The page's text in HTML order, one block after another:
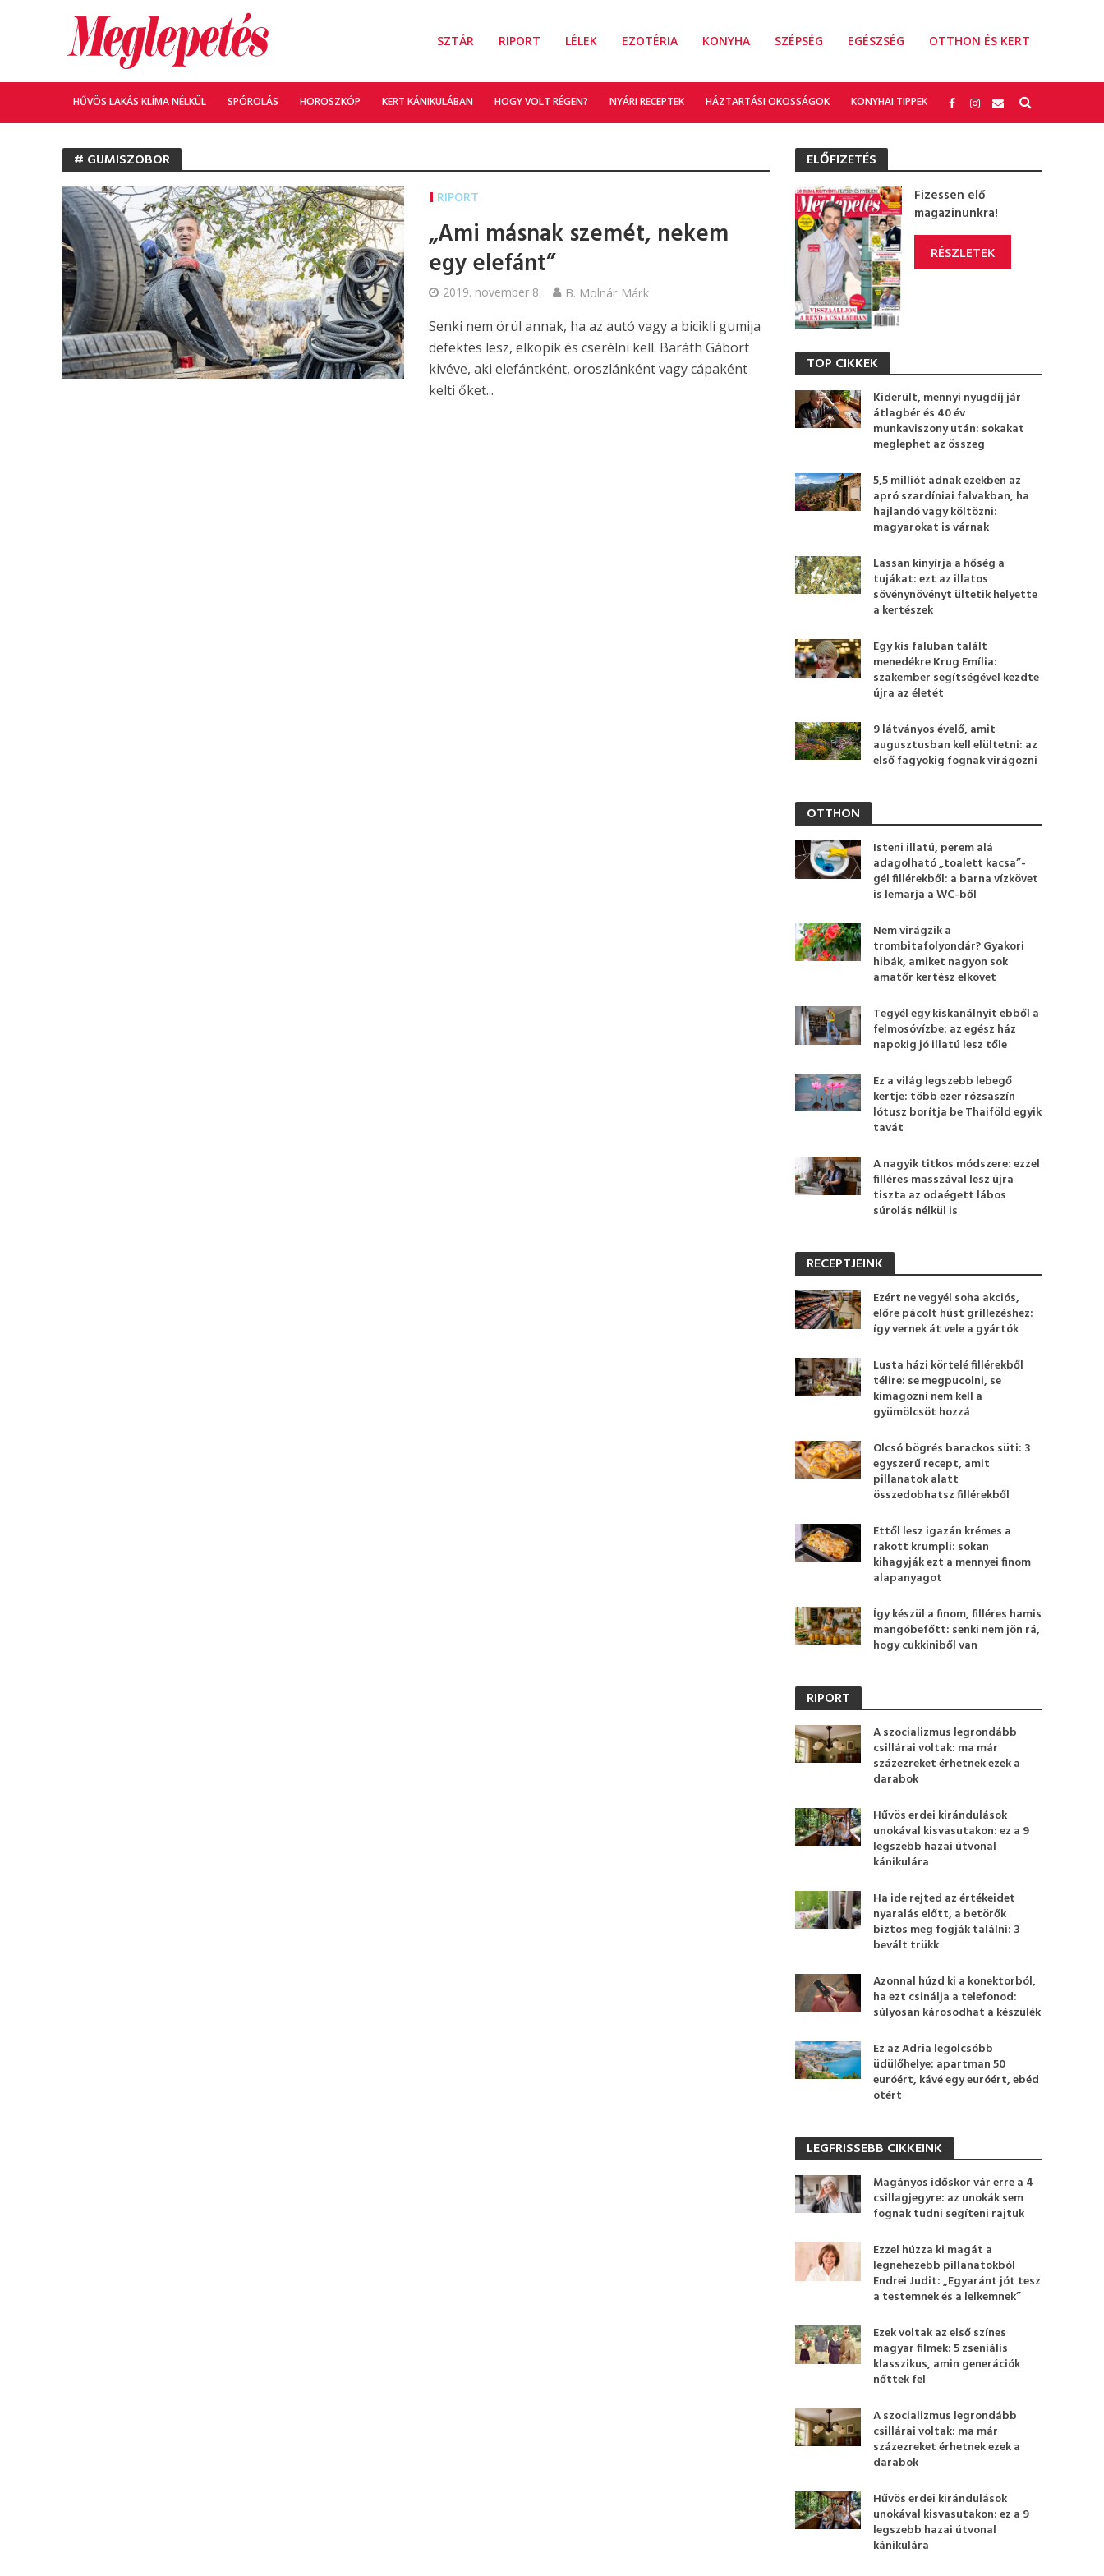
SZTÁR RIPORT LÉLEK EZOTÉRIA KONYHA SZÉPSÉG EGÉSZSÉG OTTHON ÉS KERT
HŰVÖS LAKÁS KLÍMA NÉLKÜL SPÓROLÁS HOROSZKÓP KERT KÁNIKULÁBAN HOGY VOLT RÉGEN? NYÁRI RECEPTEK HÁZTARTÁSI OKOSSÁGOK KONYHAI TIPPEK
# GUMISZOBOR
RIPORT
„Ami másnak szemét, nekem
egy elefánt”
2019. november 8. B. Molnár Márk
Senki nem örül annak, ha az autó vagy a bicikli gumija
defektes lesz, elkopik és cserélni kell. Baráth Gábort
kivéve, aki elefántként, oroszlánként vagy cápaként
kelti őket...
ELŐFIZETÉS
Fizessen elő
magazinunkra!
RÉSZLETEK
TOP CIKKEK
Kiderült, mennyi nyugdíj jár
átlagbér és 40 év
munkaviszony után: sokakat
meglephet az összeg
5,5 milliót adnak ezekben az
apró szardíniai falvakban, ha
hajlandó vagy költözni:
magyarokat is várnak
Lassan kinyírja a hőség a
tujákat: ezt az illatos
sövénynövényt ültetik helyette
a kertészek
Egy kis faluban talált
menedékre Krug Emília:
szakember segítségével kezdte
újra az életét
9 látványos évelő, amit
augusztusban kell elültetni: az
első fagyokig fognak virágozni
OTTHON
Isteni illatú, perem alá
adagolható „toalett kacsa”-
gél fillérekből: a barna vízkövet
is lemarja a WC-ből
Nem virágzik a
trombitafolyondár? Gyakori
hibák, amiket nagyon sok
amatőr kertész elkövet
Tegyél egy kiskanálnyit ebből a
felmosóvízbe: az egész ház
napokig jó illatú lesz tőle
Ez a világ legszebb lebegő
kertje: több ezer rózsaszín
lótusz borítja be Thaiföld egyik
tavát
A nagyik titkos módszere: ezzel
filléres masszával lesz újra
tiszta az odaégett lábos
súrolás nélkül is
RECEPTJEINK
Ezért ne vegyél soha akciós,
előre pácolt húst grillezéshez:
így vernek át vele a gyártók
Lusta házi körtelé fillérekből
télire: se megpucolni, se
kimagozni nem kell a
gyümölcsöt hozzá
Olcsó bögrés barackos süti: 3
egyszerű recept, amit
pillanatok alatt
összedobhatsz fillérekből
Ettől lesz igazán krémes a
rakott krumpli: sokan
kihagyják ezt a mennyei finom
alapanyagot
Így készül a finom, filléres hamis
mangóbefőtt: senki nem jön rá,
hogy cukkiniből van
RIPORT
A szocializmus legrondább
csillárai voltak: ma már
százezreket érhetnek ezek a
darabok
Hűvös erdei kirándulások
unokával kisvasutakon: ez a 9
legszebb hazai útvonal
kánikulára
Ha ide rejted az értékeidet
nyaralás előtt, a betörők
biztos meg fogják találni: 3
bevált trükk
Azonnal húzd ki a konektorból,
ha ezt csinálja a telefonod:
súlyosan károsodhat a készülék
Ez az Adria legolcsóbb
üdülőhelye: apartman 50
euróért, kávé egy euróért, ebéd
ötért
LEGFRISSEBB CIKKEINK
Magányos időskor vár erre a 4
csillagjegyre: az unokák sem
fognak tudni segíteni rajtuk
Ezzel húzza ki magát a
legnehezebb pillanatokból
Endrei Judit: „Egyaránt jót tesz
a testemnek és a lelkemnek”
Ezek voltak az első színes
magyar filmek: 5 zseniális
klasszikus, amin generációk
nőttek fel
A szocializmus legrondább
csillárai voltak: ma már
százezreket érhetnek ezek a
darabok
Hűvös erdei kirándulások
unokával kisvasutakon: ez a 9
legszebb hazai útvonal
kánikulára